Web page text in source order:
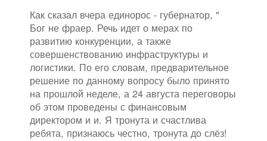
Как сказал вчера единорос - губернатор, "
Бог не фраер. Речь идет о мерах по
развитию конкуренции, а также
совершенствованию инфраструктуры и
логистики. По его словам, предварительное
решение по данному вопросу было принято
на прошлой неделе, а 24 августа переговоры
об этом проведены с финансовым
директором и и. Я тронута и счастлива
ребята, признаюсь честно, тронута до слёз!